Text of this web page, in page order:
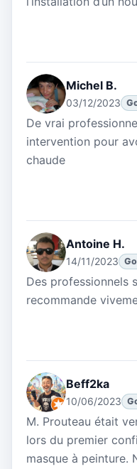
Michel B.
03/12/2023
De vrai
intervention pour
chaude
Antoine H.
14/11/2023
Des professionnels
recommande
Beff2ka
10/06/2023
M. Prouteau était
lors du premier
masque à peinture.